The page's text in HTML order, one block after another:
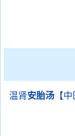
温肾安胎汤 【